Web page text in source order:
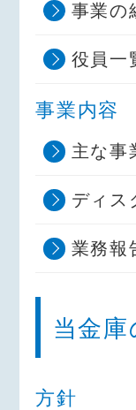
事業の
役員一
事業内容
主な事
ディス
業務報
当金庫
方針